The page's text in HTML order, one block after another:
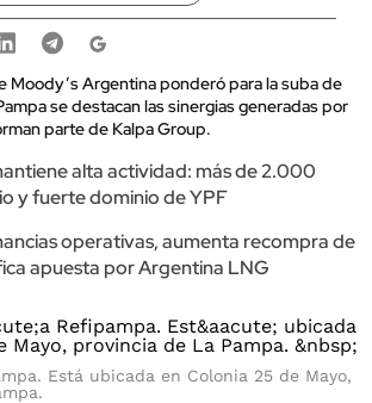
Moody’s Argentina ponderó para la suba de
se destacan las sinergias generadas por
parte de Kalpa Group.
alta actividad: más de 2.000
y fuerte dominio de YPF
operativas, aumenta recompra de
apuesta por Argentina LNG
Está ubicada en Colonia 25 de Mayo,